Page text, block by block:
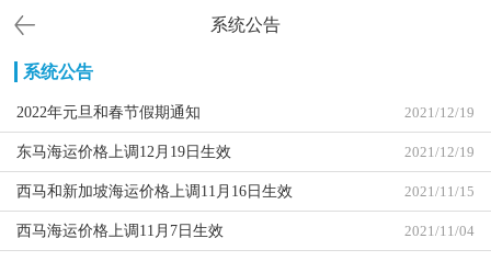
系统公告
系统公告
2022年元旦和春节假期通知 2021/12/19
东马海运价格上调12月19日生效 2021/12/19
西马和新加坡海运价格上调11月16日生效 2021/11/15
西马海运价格上调11月7日生效 2021/11/04